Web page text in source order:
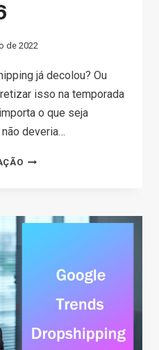
de 2022
já decolou? Ou
isso na temporada
o que seja
deveria…
BEST
TO
DROPSHIPPING